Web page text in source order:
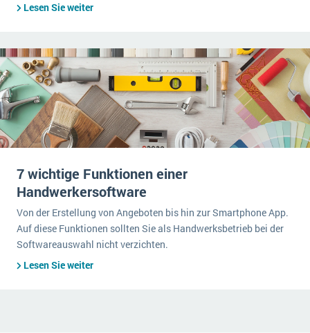
Lesen Sie weiter
7 wichtige Funktionen einer
Handwerkersoftware
Von der Erstellung von Angeboten bis hin zur Smartphone App.
Auf diese Funktionen sollten Sie als Handwerksbetrieb bei der
Softwareauswahl nicht verzichten.
Lesen Sie weiter